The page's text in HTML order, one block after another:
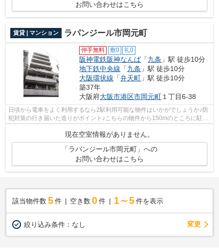
お問い合わせはこちら
賃貸 | マンション ラパンジール市岡元町
仲手無料 敷0 礼0
阪神電鉄阪神なんば「九条 」駅 徒歩10分
地下鉄中央線 「九条 」駅 徒歩10分
大阪環状線 「弁天町 」駅 徒歩10分
築37年
大阪府大阪市港区市岡元町 １丁目6-38
日頃から電車をよく利用するなら2駅利用可能な物件はいかがでしょうか♪防
犯対策の行き届いた造りがポイント♪こちらの物件から150mのところに駐車
場あり♪11階建ての物件です♪大阪市港区...
現在空室情報がありません。
「ラパンジール市岡元町」への
お問い合わせはこちら
該当物件数 5件 空き数 0 件 1～5 件を表示
絞り込み条件： なし 変更